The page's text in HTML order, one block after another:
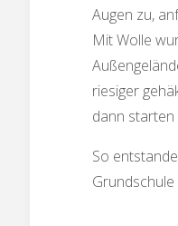
Augen zu,
Mit Wolle
riesiger
dann starten
So